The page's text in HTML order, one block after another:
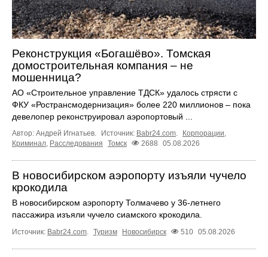
Реконструкция «Богашёво». Томская
домостроительная компания – не
мошенница?
АО «Строительное управление ТДСК» удалось стрясти с
ФКУ «Ространсмодернизация» более 220 миллионов – пока
девелопер реконструировал аэропортовый ...
Автор: Андрей Игнатьев. Источник: Babr24.com. Корпорации,
Криминал, Расследования Томск 2688 05.08.2026
В новосибирском аэропорту изъяли чучело
крокодила
В новосибирском аэропорту Толмачево у 36-летнего
пассажира изъяли чучело сиамского крокодила.
Источник: Babr24.com. Туризм Новосибирск 510 05.08.2026